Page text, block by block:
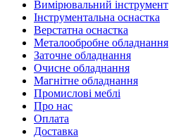
Вимірювальний інструмент
Інструментальна оснастка
Верстатна оснастка
Металообробне обладнання
Заточне обладнання
Очисне обладнання
Магнітне обладнання
Промислові меблі
Про нас
Оплата
Доставка